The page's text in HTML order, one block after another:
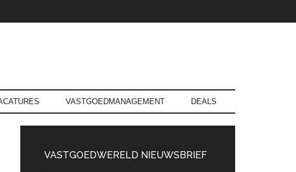
VASTGOEDMANAGEMENT DEALS
Sidebar
VASTGOEDWERELD NIEUWSBRIEF